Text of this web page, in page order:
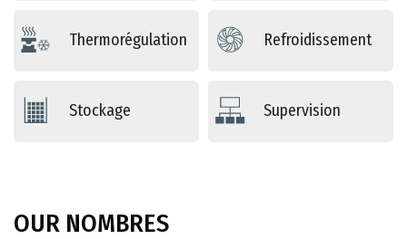
Thermorégulation Refroidissement
Stockage Supervision
OUR NOMBRES